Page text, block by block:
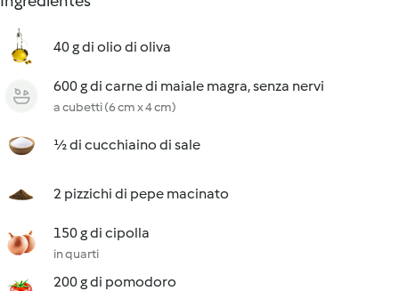
40 g di olio di oliva
600 g di carne di maiale magra, senza nervi
a cubetti (6 cm x 4 cm)
½ di cucchiaino di sale
2 pizzichi di pepe macinato
150 g di cipolla
in quarti
200 g di pomodoro